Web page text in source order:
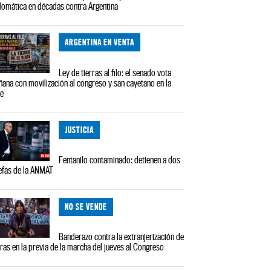
en décadas contra Argentina
ARGENTINA EN VENTA
Ley de tierras al filo: el senado vota
con movilización al congreso y san cayetano en la
JUSTICIA
Fentanilo contaminado: detienen a dos
de la ANMAT
NO SE VENDE
Banderazo contra la extranjerización de
en la previa de la marcha del jueves al Congreso